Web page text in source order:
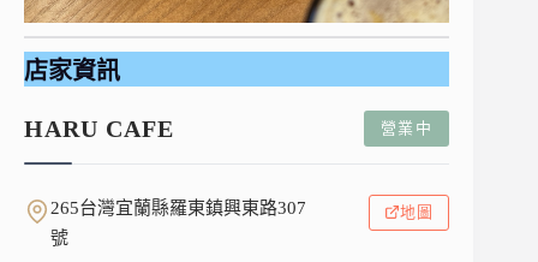
店家資訊
HARU CAFE 營業中
265台灣宜蘭縣羅東鎮興東路307
號
地圖